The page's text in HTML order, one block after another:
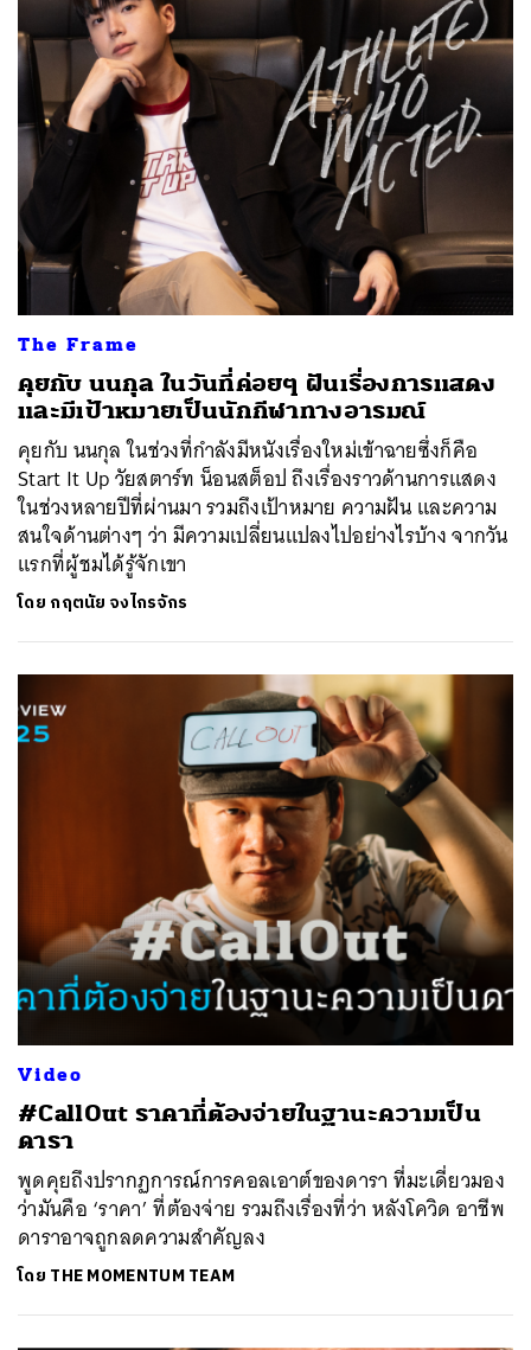
The Frame
คุยกับ นนกุล ในวันที่ค่อยๆ ฝันเรื่องการแสดง
และมีเป้าหมายเป็นนักกีฬาทางอารมณ์
คุยกับ นนกุล ในช่วงที่กำลังมีหนังเรื่องใหม่เข้าฉายซึ่งก็คือ
Start It Up วัยสตาร์ท น็อนสต็อป ถึงเรื่องราวด้านการแสดง
ในช่วงหลายปีที่ผ่านมา รวมถึงเป้าหมาย ความฝัน และความ
สนใจด้านต่างๆ ว่า มีความเปลี่ยนแปลงไปอย่างไรบ้าง จากวัน
แรกที่ผู้ชมได้รู้จักเขา
โดย กฤตนัย จงไกรจักร
Video
#CallOut ราคาที่ต้องจ่ายในฐานะความเป็น
ดารา
พูดคุยถึงปรากฏการณ์การคอลเอาต์ของดารา ที่มะเดี่ยวมอง
ว่ามันคือ ‘ราคา’ ที่ต้องจ่าย รวมถึงเรื่องที่ว่า หลังโควิด อาชีพ
ดาราอาจถูกลดความสำคัญลง
โดย THE MOMENTUM TEAM
ค้นหา
SHARE TWEET LINE EMAIL